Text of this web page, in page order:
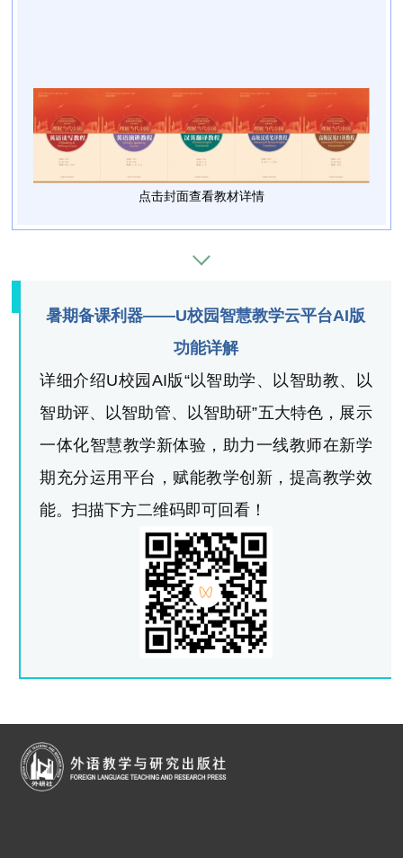
点击封面查看教材详情
暑期备课利器——U校园智慧教学云平台AI版
功能详解
详细介绍U校园AI版“以智助学、以智助教、以
智助评、以智助管、以智助研”五大特色，展示
一体化智慧教学新体验，助力一线教师在新学
期充分运用平台，赋能教学创新，提高教学效
能。扫描下方二维码即可回看！